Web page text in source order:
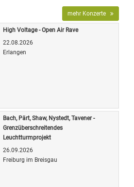
mehr Konzerte
High Voltage - Open Air Rave
22.08.2026
Erlangen
Bach, Pärt, Shaw, Nystedt, Tavener -
Grenzüberschreitendes
Leuchtturmprojekt
26.09.2026
Freiburg im Breisgau